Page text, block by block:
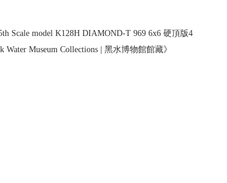
Scale model K128H DIAMOND-T 969 6x6 硬頂版4
Museum Collections | 黑水博物館館藏》